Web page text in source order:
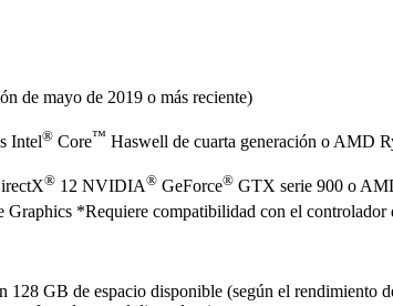
de mayo de 2019 o más reciente)
Intel® Core™ Haswell de cuarta generación o AMD
® 12 NVIDIA® GeForce® GTX serie 900 o
Graphics *Requiere compatibilidad con el controlador
128 GB de espacio disponible (según el rendimiento